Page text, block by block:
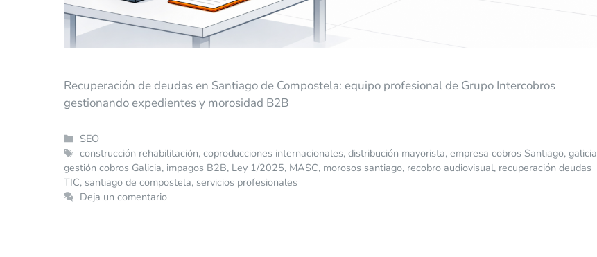
Recuperación de deudas en Santiago de Compostela: equipo profesional de Grupo Intercobros
gestionando expedientes y morosidad B2B
SEO
construcción rehabilitación,coproducciones internacionales,distribución mayorista,empresa cobros Santiago,galicia
gestión cobros Galicia, impagos B2B, Ley 1/2025, MASC, morosos santiago, recobro audiovisual, recuperación deudas
TIC, santiago de compostela, servicios profesionales
Deja un comentario